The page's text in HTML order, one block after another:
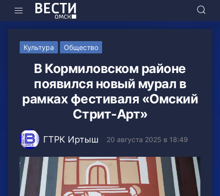
Культура Общество
В Кормиловском районе
появился новый мурал в
рамках фестиваля «Омский
Стрит-Арт»
ГТРК Иртыш 20 августа 2025 в 18:49